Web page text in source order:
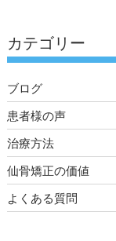
カテゴリー
ブログ
患者様の声
治療方法
仙骨矯正の価値
よくある質問